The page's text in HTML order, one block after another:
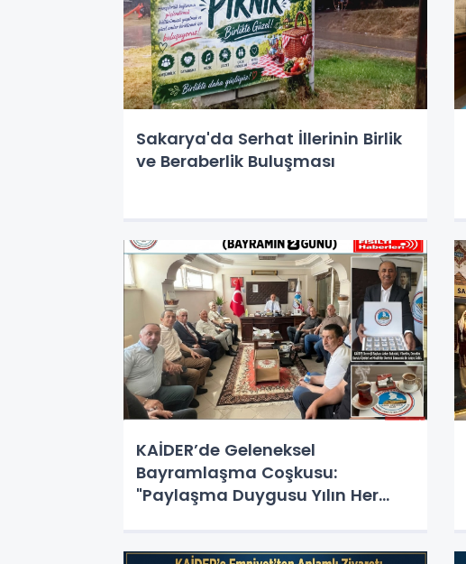
Sakarya'da Serhat İllerinin Birlik
ve Beraberlik Buluşması
KAİDER’de Geleneksel
Bayramlaşma Coşkusu:
"Paylaşma Duygusu Yılın Her